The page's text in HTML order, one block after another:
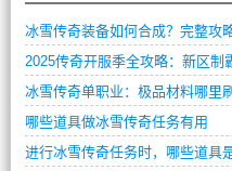
冰雪传奇装备如何合成？完整攻
2025传奇开服季全攻略：新区制
冰雪传奇单职业：极品材料哪里
哪些道具做冰雪传奇任务有用
进行冰雪传奇任务时，哪些道具